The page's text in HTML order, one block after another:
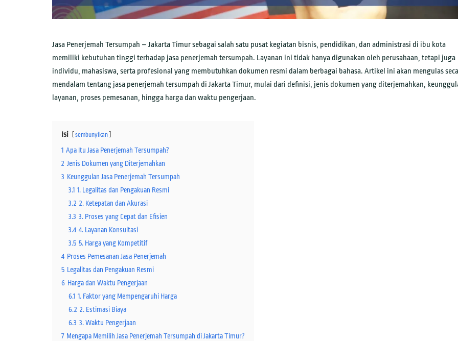
Jasa Penerjemah Tersumpah – Jakarta Timur sebagai salah satu pusat kegiatan bisnis, pendidikan, dan administrasi di ibu kota
memiliki kebutuhan tinggi terhadap jasa penerjemah tersumpah. Layanan ini tidak hanya digunakan oleh perusahaan, tetapi juga
individu, mahasiswa, serta profesional yang membutuhkan dokumen resmi dalam berbagai bahasa. Artikel ini akan mengulas
mendalam tentang jasa penerjemah tersumpah di Jakarta Timur, mulai dari definisi, jenis dokumen yang diterjemahkan,
layanan, proses pemesanan, hingga harga dan waktu pengerjaan.
Isi sembunyikan
1 Apa Itu Jasa Penerjemah Tersumpah?
2 Jenis Dokumen yang Diterjemahkan
3 Keunggulan Jasa Penerjemah Tersumpah
3.1 1. Legalitas dan Pengakuan Resmi
3.2 2. Ketepatan dan Akurasi
3.3 3. Proses yang Cepat dan Efisien
3.4 4. Layanan Konsultasi
3.5 5. Harga yang Kompetitif
4 Proses Pemesanan Jasa Penerjemah
5 Legalitas dan Pengakuan Resmi
6 Harga dan Waktu Pengerjaan
6.1 1. Faktor yang Mempengaruhi Harga
6.2 2. Estimasi Biaya
6.3 3. Waktu Pengerjaan
7 Mengapa Memilih Jasa Penerjemah Tersumpah di Jakarta Timur?